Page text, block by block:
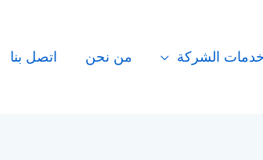
خدمات الشركة من نحن اتصل بنا